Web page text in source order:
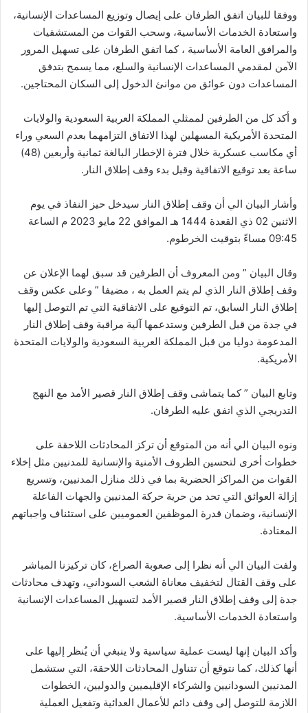
ووفقا للبيان اتفق الطرفان على إيصال وتوزيع المساعدات الإنسانية،
واستعادة الخدمات الأساسية، وسحب القوات من المستشفيات
والمرافق العامة الأساسية ، كما اتفق الطرفان على تسهيل المرور
الآمن لمقدمي المساعدات الإنسانية والسلع، مما يسمح بتدفق
المساعدات دون عوائق من موانئ الدخول إلى السكان المحتاجين.
و أكد كل من الطرفين لممثلي المملكة العربية السعودية والولايات
المتحدة الأمريكية المسهلين لهذا الاتفاق التزامهما بعدم السعي وراء
أي مكاسب عسكرية خلال فترة الإخطار البالغة ثمانية وأربعين (48)
ساعة بعد توقيع الاتفاقية وقبل بدء وقف إطلاق النار.
وأشار البيان الي أن وقف إطلاق النار سيدخل حيز النفاذ في يوم
الاثنين 02 ذي القعدة 1444 هـ الموافق 22 مايو 2023 م الساعة
09:45 مساءً بتوقيت الخرطوم.
وقال البيان ” ومن المعروف أن الطرفين قد سبق لهما الإعلان عن
وقف إطلاق النار الذي لم يتم العمل به ، مضيفا ” وعلى عكس وقف
إطلاق النار السابق، تم التوقيع على الاتفاقية التي تم التوصل إليها
في جدة من قبل الطرفين وستدعمها آلية مراقبة وقف إطلاق النار
المدعومة دوليا من قبل المملكة العربية السعودية والولايات المتحدة
الأمريكية.
وتابع البيان ” كما يتماشى وقف إطلاق النار قصير الأمد مع النهج
التدريجي الذي اتفق عليه الطرفان.
ونوه البيان الي أنه من المتوقع أن تركز المحادثات اللاحقة على
خطوات أخرى لتحسين الظروف الأمنية والإنسانية للمدنيين مثل إخلاء
القوات من المراكز الحضرية بما في ذلك منازل المدنيين، وتسريع
إزالة العوائق التي تحد من حرية حركة المدنيين والجهات الفاعلة
الإنسانية، وضمان قدرة الموظفين العموميين على استئناف واجباتهم
المعتادة.
ولفت البيان الي أنه نظرا إلى صعوبة الصراع، كان تركيزنا المباشر
على وقف القتال لتخفيف معاناة الشعب السوداني، وتهدف محادثات
جدة إلى وقف إطلاق النار قصير الأمد لتسهيل المساعدات الإنسانية
واستعادة الخدمات الأساسية.
وأكد البيان إنها ليست عملية سياسية ولا ينبغي أن يُنظر إليها على
أنها كذلك، كما نتوقع أن تتناول المحادثات اللاحقة، التي ستشمل
المدنيين السودانيين والشركاء الإقليميين والدوليين، الخطوات
اللازمة للتوصل إلى وقف دائم للأعمال العدائية وتفعيل العملية